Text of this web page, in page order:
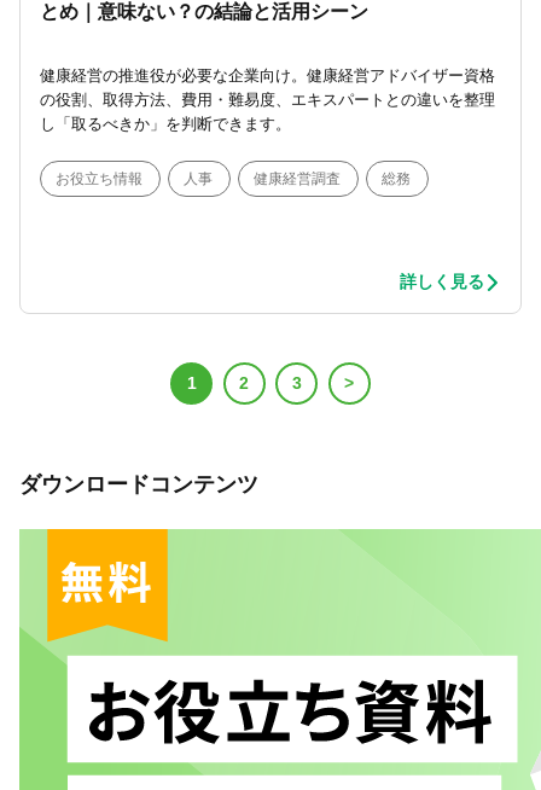
とめ｜意味ない？の結論と活用シーン
健康経営の推進役が必要な企業向け。健康経営アドバイザー資格
の役割、取得方法、費用・難易度、エキスパートとの違いを整理
し「取るべきか」を判断できます。
お役立ち情報 人事 健康経営調査 総務
詳しく見る
1 2 3 >
ダウンロードコンテンツ